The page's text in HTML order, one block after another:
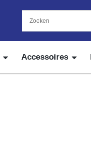
Accessoires